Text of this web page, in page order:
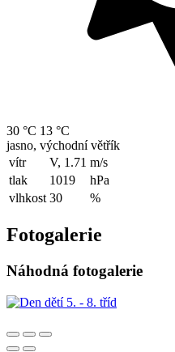
30 °C 13 °C
jasno, východní větřík
vítr
V, 1.71 m/s
tlak
1019
hPa
vlhkost 30 %
Fotogalerie
Náhodná fotogalerie